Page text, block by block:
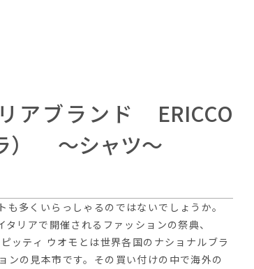
アブランド ERICCO
） ～シャツ～
多くいらっしゃるのではないでしょうか。
タリアで開催されるファッションの祭典、
ッティ ウオモとは世界各国のナショナルブラ
の見本市です。その買い付けの中で海外の